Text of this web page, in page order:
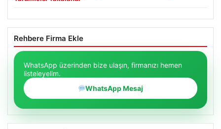
Rehbere Firma Ekle
WhatsApp üzerinden bize ulaşın, firmanızı hemen
listeleyelim.
WhatsApp Mesaj